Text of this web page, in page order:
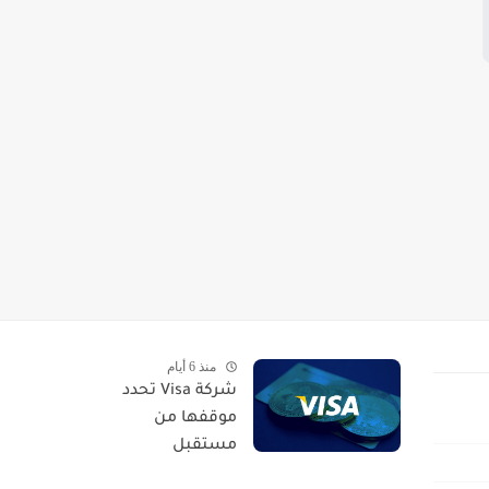
منذ 6 أيام
شركة Visa تحدد
موقفها من
مستقبل